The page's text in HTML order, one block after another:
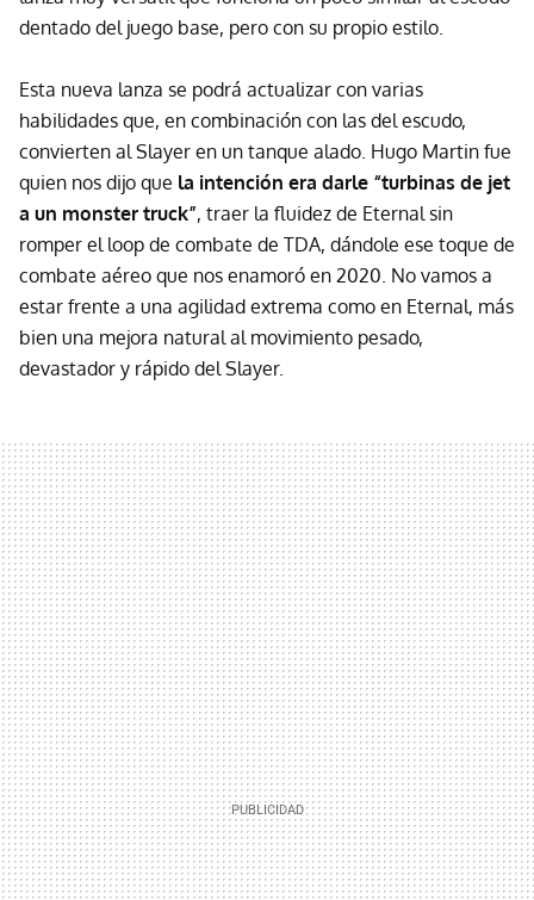
dentado del juego base, pero con su propio estilo.
Esta nueva lanza se podrá actualizar con varias
habilidades que, en combinación con las del escudo,
convierten al Slayer en un tanque alado. Hugo Martin fue
quien nos dijo que la intención era darle “turbinas de jet
a un monster truck”, traer la fluidez de Eternal sin
romper el loop de combate de TDA, dándole ese toque de
combate aéreo que nos enamoró en 2020. No vamos a
estar frente a una agilidad extrema como en Eternal, más
bien una mejora natural al movimiento pesado,
devastador y rápido del Slayer.